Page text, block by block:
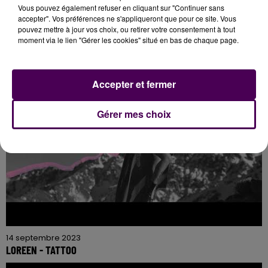
14 septembre 2023
P!NK - TRUSTFALL
14 septembre 2023
LOREEN - TATTOO
Vous pouvez également refuser en cliquant sur "Continuer sans
accepter". Vos préférences ne s'appliqueront que pour ce site. Vous
pouvez mettre à jour vos choix, ou retirer votre consentement à tout
moment via le lien "Gérer les cookies" situé en bas de chaque page.
Gérer mes choix
Accepter et fermer